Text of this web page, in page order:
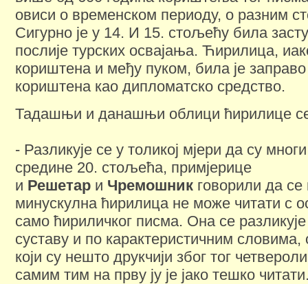
овиси о временском периоду, о разним
Сигурно је у 14. И 15. стољећу била
послије турских освајања. Ћирилица,
кориштена и међу пуком, била је
кориштена као дипломатско средство.
Тадашњи и данашњи облици ћирилице се
- Разликује се у толикој мјери да су
средине 20. стољећа, примјерице
и Решетар и Чремошник говорили да се
минускулна ћирилица не може читати с
само ћириличког писма. Она се
суставу и по карактеристичним
који су нешто друкчији због тог
самим тим на прву ју је јако тешко